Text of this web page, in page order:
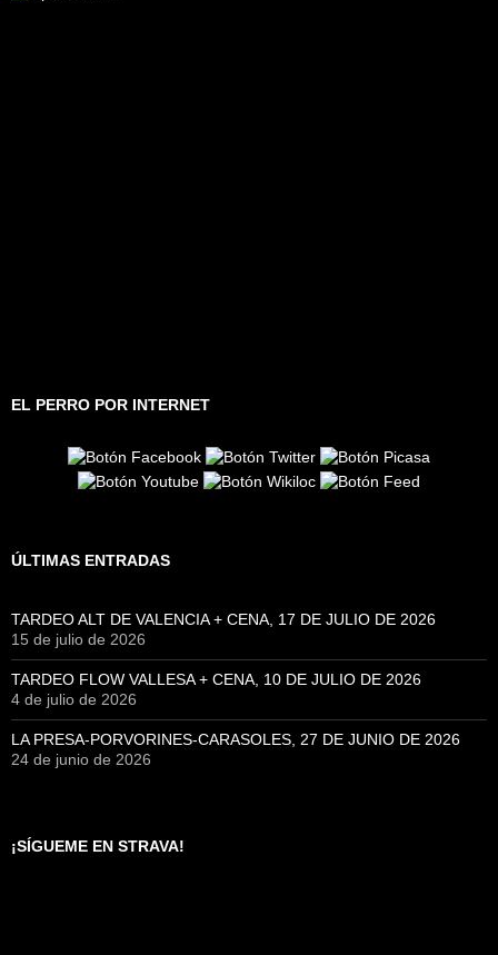
EL PERRO POR INTERNET
ÚLTIMAS ENTRADAS
TARDEO ALT DE VALENCIA + CENA, 17 DE JULIO DE 2026
15 de julio de 2026
TARDEO FLOW VALLESA + CENA, 10 DE JULIO DE 2026
4 de julio de 2026
LA PRESA-PORVORINES-CARASOLES, 27 DE JUNIO DE 2026
24 de junio de 2026
¡SÍGUEME EN STRAVA!